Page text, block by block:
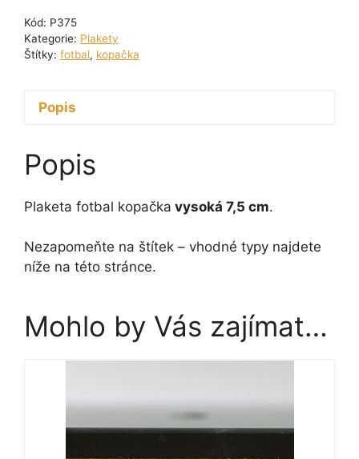
Kód: P375
Kategorie: Plakety
Štítky: fotbal, kopačka
Popis
Popis
Plaketa fotbal kopačka vysoká 7,5 cm.
Nezapomeňte na štítek – vhodné typy najdete
níže na této stránce.
Mohlo by Vás zajímat…